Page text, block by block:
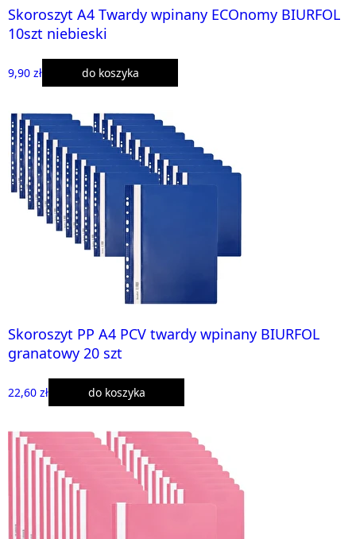
Skoroszyt A4 Twardy wpinany ECOnomy BIURFOL
10szt niebieski
9,90 zł do koszyka
Skoroszyt PP A4 PCV twardy wpinany BIURFOL
granatowy 20 szt
22,60 zł do koszyka